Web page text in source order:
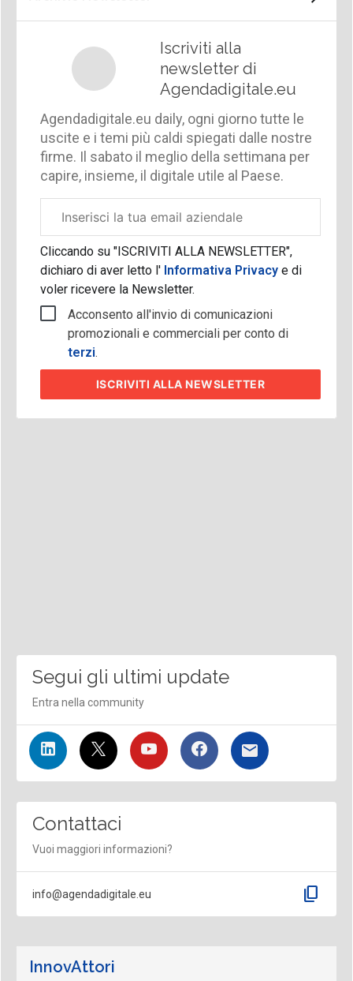
Iscriviti alla
newsletter di
Agendadigitale.eu
Agendadigitale.eu daily, ogni giorno tutte le
uscite e i temi più caldi spiegati dalle nostre
firme. Il sabato il meglio della settimana per
capire, insieme, il digitale utile al Paese.
aziendale
Cliccando su "ISCRIVITI ALLA NEWSLETTER",
dichiaro di aver letto l'Informativa Privacy e di
voler ricevere la Newsletter.
Acconsento all'invio di comunicazioni
promozionali e commerciali per conto di
terzi.
ISCRIVITI ALLA NEWSLETTER
Segui gli ultimi update
Entra nella community
Contattaci
Vuoi maggiori informazioni?
info@agendadigitale.eu content_copy
InnovAttori